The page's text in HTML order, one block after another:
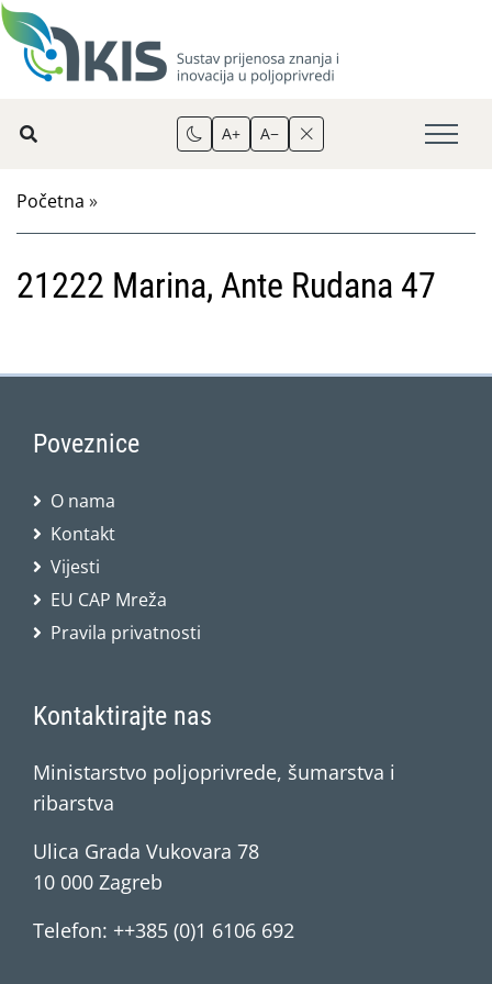
A+ A−
Početna »
21222 Marina, Ante Rudana 47
Poveznice
O nama
Kontakt
Vijesti
EU CAP Mreža
Pravila privatnosti
Kontaktirajte nas
Ministarstvo poljoprivrede, šumarstva i
ribarstva
Ulica Grada Vukovara 78
10 000 Zagreb
Telefon: ++385 (0)1 6106 692